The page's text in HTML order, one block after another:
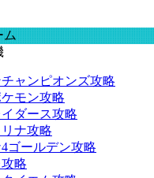
ム
ャンピオンズ攻略
モン攻略
ダース攻略
ナ攻略
ゴールデン攻略
攻略